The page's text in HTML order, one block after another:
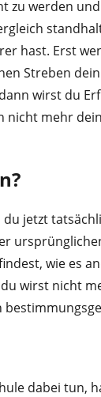
zu werden
hast. Erst
Streben
wirst du
mehr
jetzt
wie es
wirst nicht
dabei tun,